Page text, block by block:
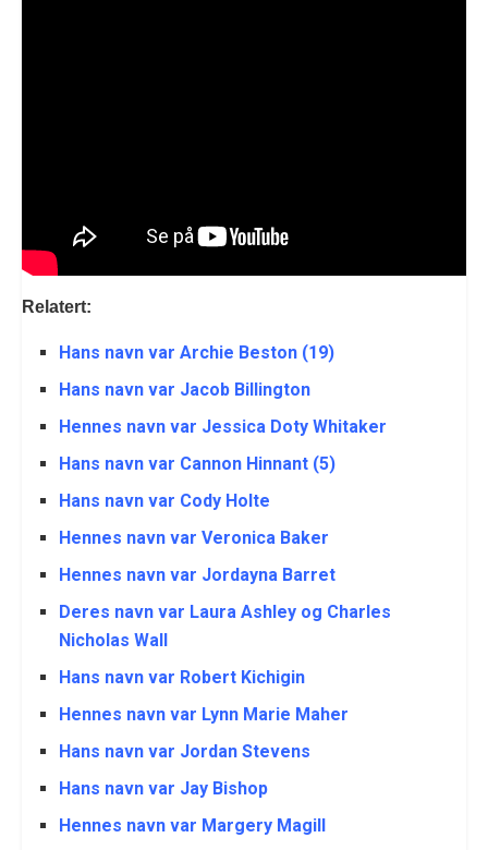
Relatert:
Hans navn var Archie Beston (19)
Hans navn var Jacob Billington
Hennes navn var Jessica Doty Whitaker
Hans navn var Cannon Hinnant (5)
Hans navn var Cody Holte
Hennes navn var Veronica Baker
Hennes navn var Jordayna Barret
Deres navn var Laura Ashley og Charles
Nicholas Wall
Hans navn var Robert Kichigin
Hennes navn var Lynn Marie Maher
Hans navn var Jordan Stevens
Hans navn var Jay Bishop
Hennes navn var Margery Magill